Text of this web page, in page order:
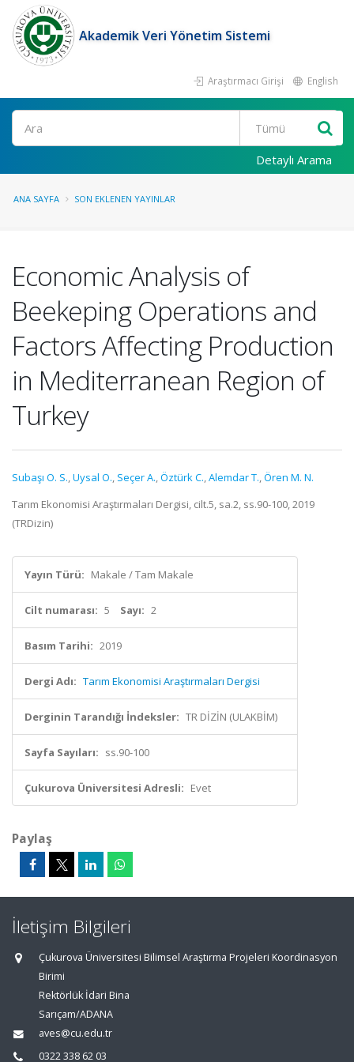
Akademik Veri Yönetim Sistemi
Araştırmacı Girişi English
Ara
Detaylı Arama
ANA SAYFA SON EKLENEN YAYINLAR
Economic Analysis of
Beekeping Operations and
Factors Affecting Production
in Mediterranean Region of
Turkey
Subaşı O. S.,Uysal O., Seçer A.,Öztürk C.,Alemdar T.,Ören M. N.
Tarım Ekonomisi Araştırmaları Dergisi, cilt.5, sa.2, ss.90-100, 2019
(TRDizin)
Yayın Türü: Makale / Tam Makale
Cilt numarası: 5 Sayı: 2
Basım Tarihi: 2019
Dergi Adı: Tarım Ekonomisi Araştırmaları Dergisi
Derginin Tarandığı İndeksler: TR DİZİN (ULAKBİM)
Sayfa Sayıları: ss.90-100
Çukurova Üniversitesi Adresli: Evet
Paylaş
İletişim Bilgileri
Çukurova Üniversitesi Bilimsel Araştırma Projeleri Koordinasyon
Birimi
Rektörlük İdari Bina
Sarıçam/ADANA
aves@cu.edu.tr
0322 338 62 03